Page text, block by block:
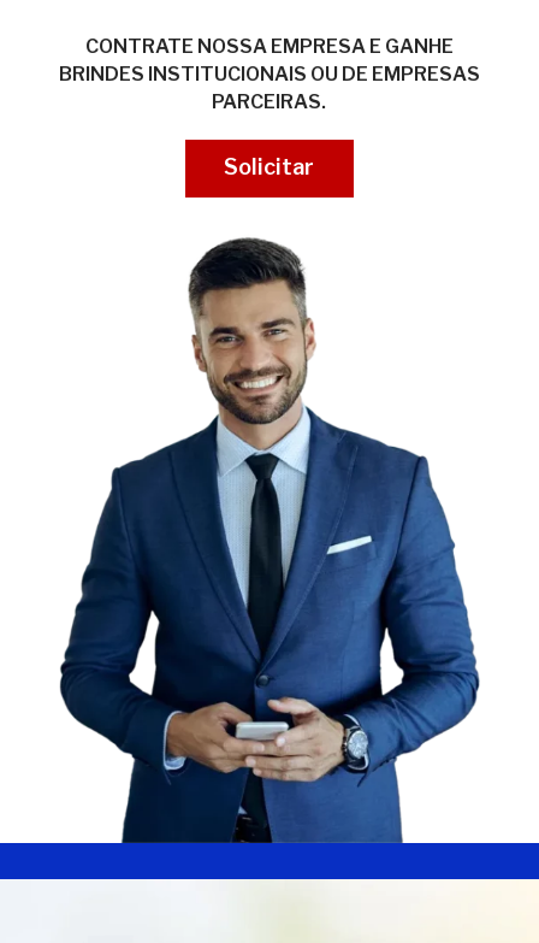
CONTRATE NOSSA EMPRESA E GANHE
BRINDES INSTITUCIONAIS OU DE EMPRESAS
PARCEIRAS.
Solicitar